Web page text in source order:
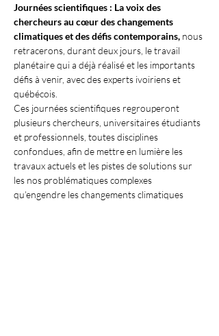
Journées scientifiques : La voix des
chercheurs au cœur des changements
climatiques et des défis contemporains, nous
retracerons, durant deux jours, le travail
planétaire qui a déjà réalisé et les importants
défis à venir, avec des experts ivoiriens et
québécois.
Ces journées scientifiques regrouperont
plusieurs chercheurs, universitaires étudiants
et professionnels, toutes disciplines
confondues, afin de mettre en lumière les
travaux actuels et les pistes de solutions sur
les nos problématiques complexes
qu’engendre les changements climatiques